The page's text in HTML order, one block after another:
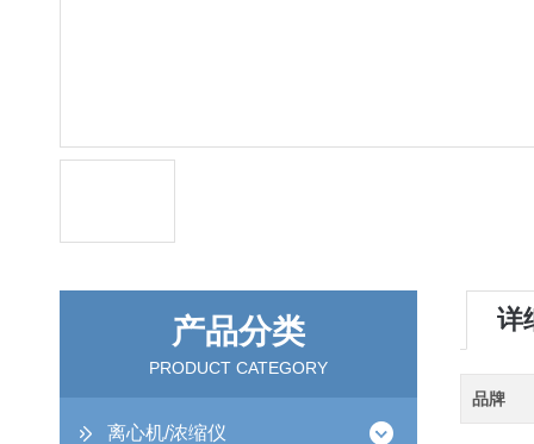
产品分类
PRODUCT CATEGORY
离心机/浓缩仪
详
品牌